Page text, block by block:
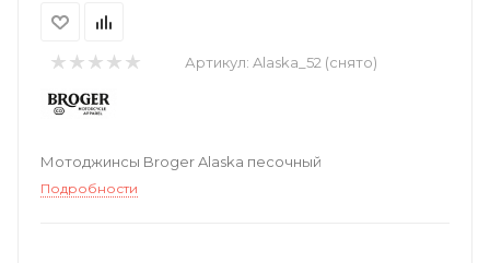
Артикул: Alaska_52 (снято)
Мотоджинсы Broger Alaska песочный
Подробности